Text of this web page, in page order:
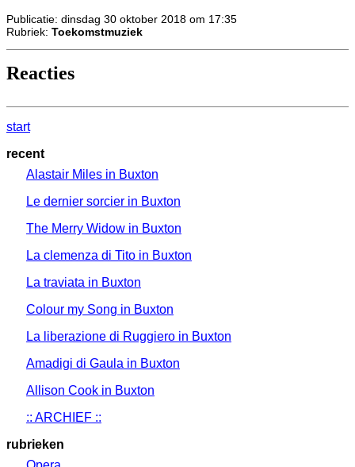
Publicatie: dinsdag 30 oktober 2018 om 17:35
Rubriek: Toekomstmuziek
Reacties
start
recent
Alastair Miles in Buxton
Le dernier sorcier in Buxton
The Merry Widow in Buxton
La clemenza di Tito in Buxton
La traviata in Buxton
Colour my Song in Buxton
La liberazione di Ruggiero in Buxton
Amadigi di Gaula in Buxton
Allison Cook in Buxton
:: ARCHIEF ::
rubrieken